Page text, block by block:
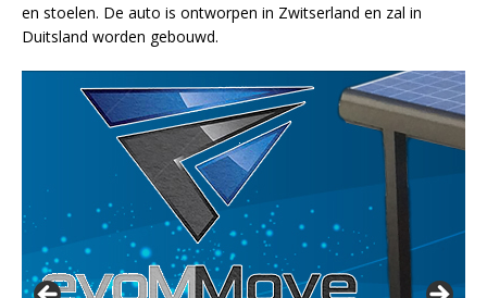
en stoelen. De auto is ontworpen in Zwitserland en zal in
Duitsland worden gebouwd.